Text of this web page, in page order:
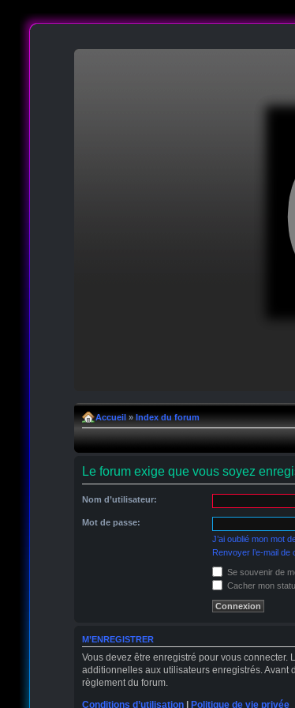
Accueil» Index du forum
Le forum exige que vous soyez
Nom d’utilisateur:
Mot de passe:
J’ai oublié mon mot
Renvoyer l’e-mail de
Se souvenir de
Cacher mon
M’ENREGISTRER
Vous devez être enregistré pour vous connecter.
additionnelles aux utilisateurs enregistrés. Avant
règlement du forum.
Conditions d’utilisation| Politique de vie privée